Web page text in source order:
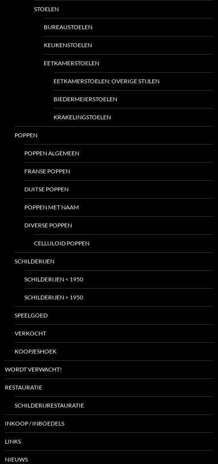
STOELEN
BUREAUSTOELEN
KEUKENSTOELEN
EETKAMERSTOELEN
EETKAMERSTOELEN; OVERIGE STIJLEN
BIEDERMEIERSTOELEN
KRAKELINGSTOELEN
POPPEN
POPPEN ALGEMEEN
FRANSE POPPEN
DUITSE POPPEN
POPPEN MET NAAM
DIVERSE POPPEN
CELLULOID POPPEN
SCHILDERIJEN
SCHILDERIJEN < 1950
SCHILDERIJEN > 1950
SPEELGOED
VERKOCHT
KOOPJESHOEK
WORDT VERWACHT!
RESTAURATIE
SCHILDERIJRESTAURATIE
INKOOP / INBOEDELS
LINKS
NIEUWS